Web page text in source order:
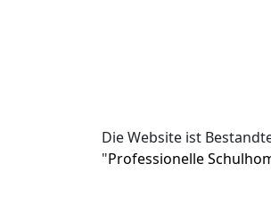
Die Website ist
"Professionelle